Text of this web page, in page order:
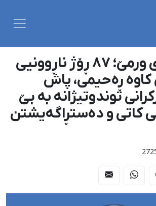
بەندیخانەی ورمێ؛ ٨٧ ڕۆژ ناڕوونیی
ڕەحیمی، پاش
توندوتیژانە بە بێ
کاتی و دەستڕاگەیشتن